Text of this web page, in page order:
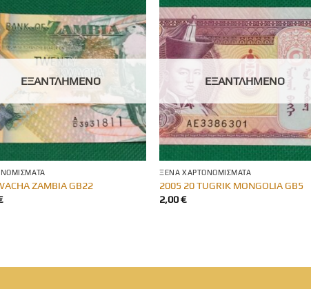
ΕΞΑΝΤΛΗΜΈΝΟ
ZAMBIA GB22
ΕΞΑΝΤΛΗΜΈΝΟ
ΞΈΝΑ ΧΑΡΤΟΝΟΜΊΣΜΑΤΑ
2005 20 TUGRIK MONGOLIA GB5
2,00€